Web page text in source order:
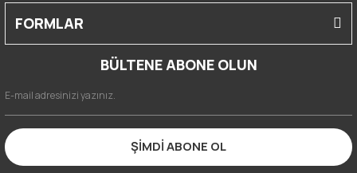
FORMLAR
BÜLTENE ABONE OLUN
ŞİMDİ ABONE OL